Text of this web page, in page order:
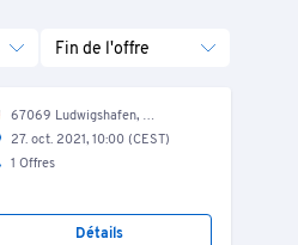
Fin de l'offre
67069 Ludwigshafen, Nordring 46/ Verwaltung/ EG/ Serverraum
27. oct. 2021, 10:00 (CEST)
1 Offres
Détails